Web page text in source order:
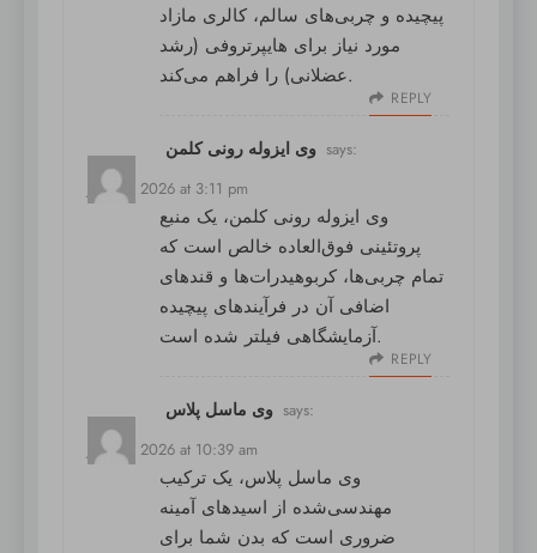
پیچیده و چربی‌های سالم، کالری مازاد
مورد نیاز برای هایپرتروفی (رشد
عضلانی) را فراهم می‌کند.
REPLY
وی ایزوله رونی کلمن says:
July 15, 2026 at 3:11 pm
وی ایزوله رونی کلمن، یک منبع
پروتئینی فوق‌العاده خالص است که
تمام چربی‌ها، کربوهیدرات‌ها و قندهای
اضافی آن در فرآیندهای پیچیده
آزمایشگاهی فیلتر شده است.
REPLY
وی ماسل پلاس says:
July 16, 2026 at 10:39 am
وی ماسل پلاس، یک ترکیب
مهندسی‌شده از اسیدهای آمینه
ضروری است که بدن شما برای